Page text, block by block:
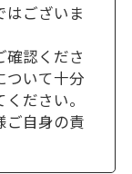
ございま
認くださ
ついて十分
ださい。
ご自身の責